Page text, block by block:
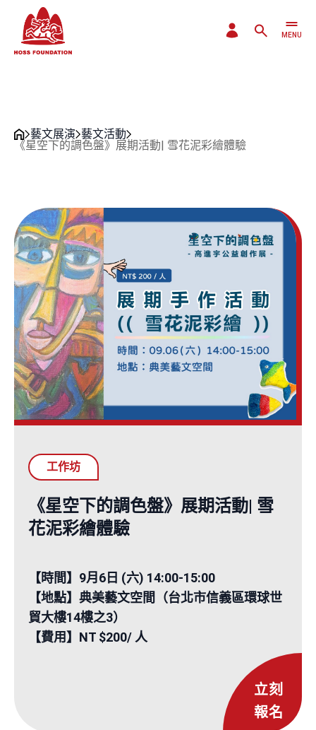
MENU
藝文展演 藝文活動
《星空下的調色盤》展期活動| 雪花泥彩繪體驗
工作坊
《星空下的調色盤》展期活動| 雪
花泥彩繪體驗
【時間】9月6日 (六) 14:00-15:00
【地點】典美藝文空間（台北市信義區環球世
貿大樓14樓之3）
【費用】NT $200/ 人
立刻
報名